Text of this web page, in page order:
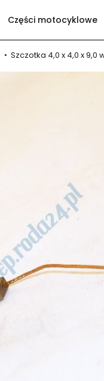
Części motocyklowe
Szczotka 4,0 x 4,0 x 9,0